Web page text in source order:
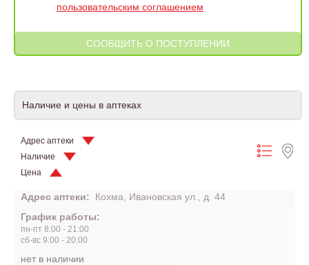
пользовательским соглашением
Наличие и цены в аптеках
Адрес аптеки
Наличие
Цена
Адрес аптеки:
Кохма, Ивановская ул., д. 44
График работы:
пн-пт 8:00 - 21:00
сб-вс 9:00 - 20:00
нет в наличии